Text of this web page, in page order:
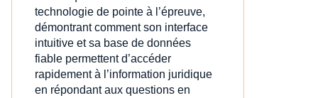
technologie de pointe à l’épreuve,
démontrant comment son interface
intuitive et sa base de données
fiable permettent d’accéder
rapidement à l’information juridique
en répondant aux questions en